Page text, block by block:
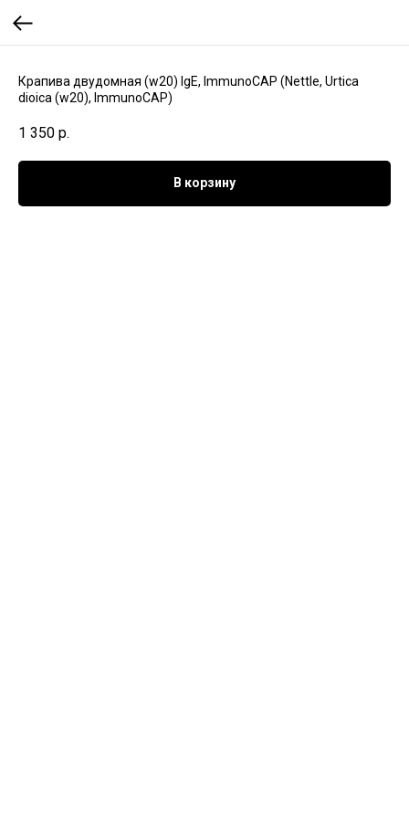
Крапива двудомная (w20) IgE, ImmunoCAP (Nettle, Urtica
dioica (w20), ImmunoCAP)
1 350 р.
В корзину